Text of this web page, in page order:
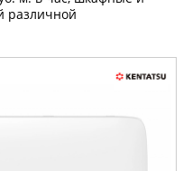
различной